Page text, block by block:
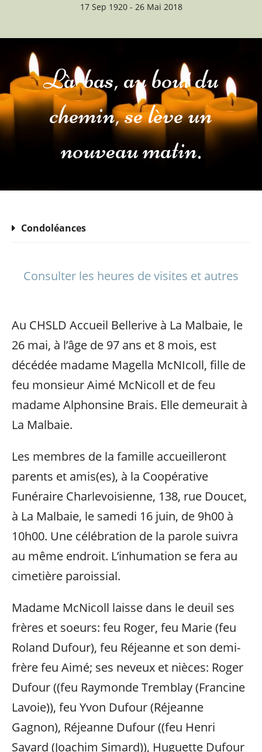
17 Sep 1920 - 26 Mai 2018
Là-bas, au bout du
chemin, se lève un
nouveau matin.
Condoléances
Consulter les heures de visites et autres
Au CHSLD Accueil Bellerive à La Malbaie, le
26 mai, à l’âge de 97 ans et 8 mois, est
décédée madame Magella McNIcoll, fille de
feu monsieur Aimé McNicoll et de feu
madame Alphonsine Brais. Elle demeurait à
La Malbaie.
Les membres de la famille accueilleront
parents et amis(es), à la Coopérative
Funéraire Charlevoisienne, 138, rue Doucet,
à La Malbaie, le samedi 16 juin, de 9h00 à
10h00. Une célébration de la parole suivra
au même endroit. L’inhumation se fera au
cimetière paroissial.
Madame McNicoll laisse dans le deuil ses
frères et soeurs: feu Roger, feu Marie (feu
Roland Dufour), feu Réjeanne et son demi-
frère feu Aimé; ses neveux et nièces: Roger
Dufour ((feu Raymonde Tremblay (Francine
Lavoie)), feu Yvon Dufour (Réjeanne
Gagnon), Réjeanne Dufour ((feu Henri
Savard (Joachim Simard)), Huguette Dufour